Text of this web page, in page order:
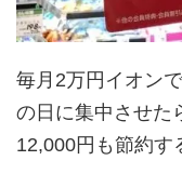
毎月2万円イオン
の日に集中させた
12,000円も節約す